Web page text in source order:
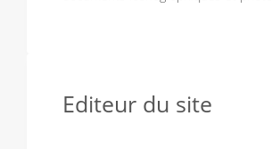
Editeur du site